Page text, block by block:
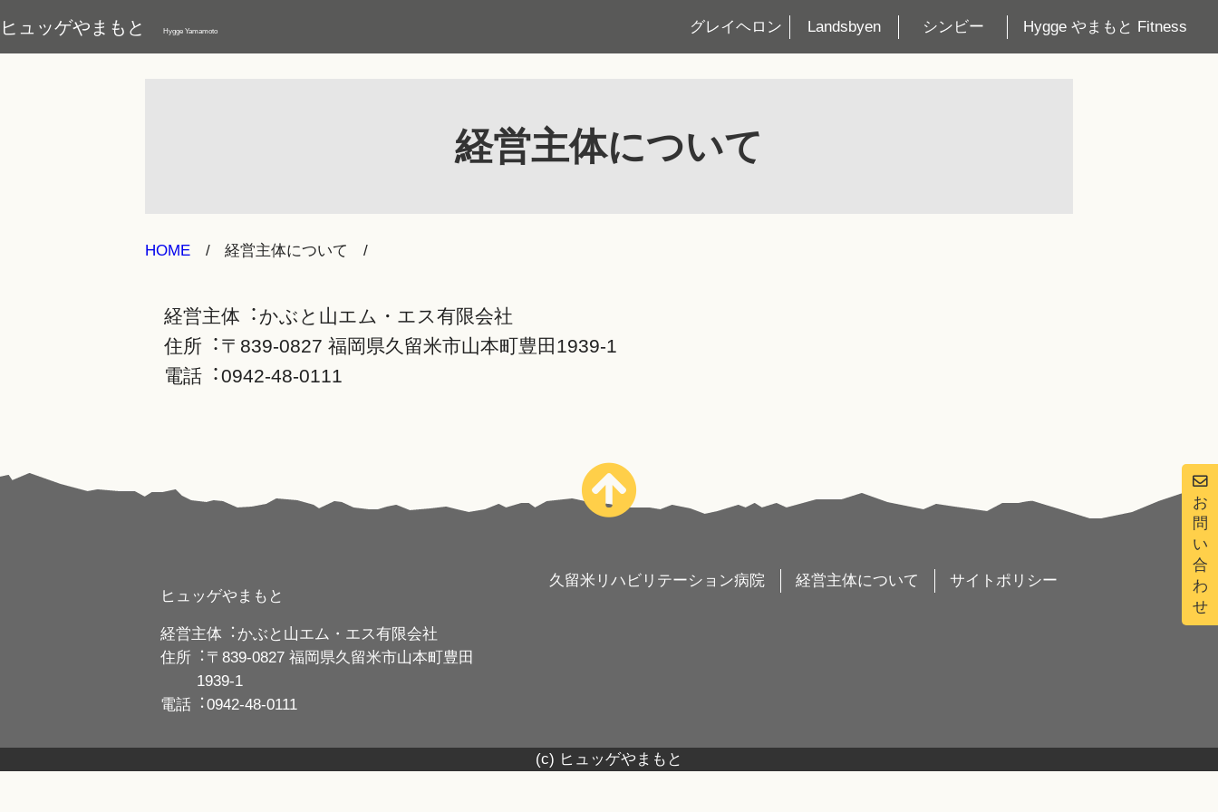
ヒュッゲやまもと Hygge Yamamoto グレイヘロン Landsbyen シンビー Hygge やまもと Fitness
お
問
い
合
わ
せ
経営主体について
HOME 経営主体について
経営主体︓かぶと⼭エム・エス有限会社
住所︓〒839-0827 福岡県久留⽶市⼭本町豊⽥1939-1
電話︓0942-48-0111
ヒュッゲやまもと
経営主体︓ かぶと⼭エム・エス有限会社
住所︓ 〒839-0827 福岡県久留⽶市⼭本町豊⽥
1939-1
電話︓0942-48-0111
久留米リハビリテーション病院 経営主体について サイトポリシー
(c) ヒュッゲやまもと